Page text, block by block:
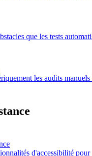
que les tests
les audits
d'accessibilité